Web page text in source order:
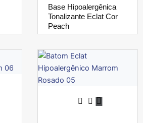
Base Hipoalergênica
Tonalizante Eclat Cor
Peach